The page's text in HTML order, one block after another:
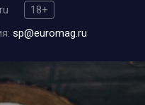
18+
sp@euromag.ru